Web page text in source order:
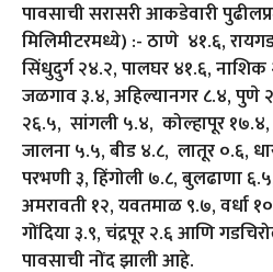
पावसाची सरासरी आकडेवारी
मिलिमीटरमध्ये) :- ठाणे ४१.६, रायगड
सिंधुदुर्ग २४.२, पालघर ४१.६,
जळगाव ३.४, अहिल्यानगर ८.४, पुणे
२६.५, सांगली ५.४, कोल्हापूर १७.४,
जालना ५.५, बीड ४.८, लातूर ०.६,
परभणी ३, हिंगोली ७.८, बुलढाणा
अमरावती १२, यवतमाळ ९.७, वर्धा
गोंदिया ३.९, चंद्रपूर २.६ आणि
पावसाची नोंद झाली आहे.